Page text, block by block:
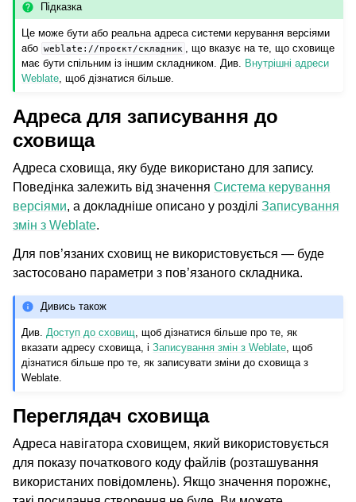
Підказка
Це може бути або реальна адреса системи керування версіями
або
weblate://проєкт/складник
, що вказує на те, що сховище
має бути спільним із іншим складником. Див.
Внутрішні адреси
Weblate , щоб дізнатися більше.
Адреса для записування до
сховища
Адреса сховища, яку буде використано для запису.
Поведінка залежить від значення Система керування
версіями, а докладніше описано у розділі Записування
змін з Weblate.
Для пов’язаних сховищ не використовується — буде
застосовано параметри з пов’язаного складника.
Дивись також
Див. Доступ до сховищ , щоб дізнатися більше про те, як
вказати адресу сховища, іЗаписування змін з Weblate , щоб
дізнатися більше про те, як записувати зміни до сховища з
Weblate.
Переглядач сховища
Адреса навігатора сховищем, який використовується
для показу початкового коду файлів (розташування
використаних повідомлень). Якщо значення порожнє,